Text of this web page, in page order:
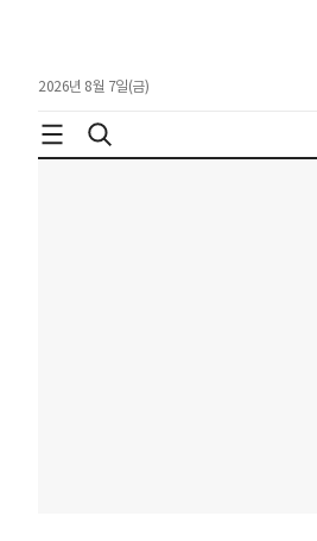
2026년 8월 7일(금)